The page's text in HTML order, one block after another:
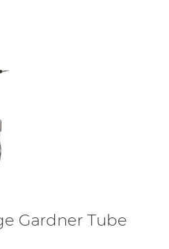
Gardner Tube